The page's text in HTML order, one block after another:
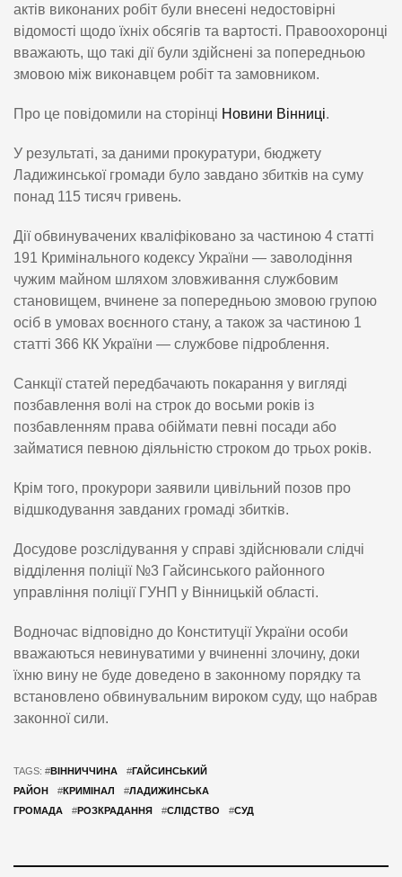
актів виконаних робіт були внесені недостовірні
відомості щодо їхніх обсягів та вартості. Правоохоронці
вважають, що такі дії були здійснені за попередньою
змовою між виконавцем робіт та замовником.
Про це повідомили на сторінці Новини Вінниці.
У результаті, за даними прокуратури, бюджету
Ладижинської громади було завдано збитків на суму
понад 115 тисяч гривень.
Дії обвинувачених кваліфіковано за частиною 4 статті
191 Кримінального кодексу України — заволодіння
чужим майном шляхом зловживання службовим
становищем, вчинене за попередньою змовою групою
осіб в умовах воєнного стану, а також за частиною 1
статті 366 КК України — службове підроблення.
Санкції статей передбачають покарання у вигляді
позбавлення волі на строк до восьми років із
позбавленням права обіймати певні посади або
займатися певною діяльністю строком до трьох років.
Крім того, прокурори заявили цивільний позов про
відшкодування завданих громаді збитків.
Досудове розслідування у справі здійснювали слідчі
відділення поліції №3 Гайсинського районного
управління поліції ГУНП у Вінницькій області.
Водночас відповідно до Конституції України особи
вважаються невинуватими у вчиненні злочину, доки
їхню вину не буде доведено в законному порядку та
встановлено обвинувальним вироком суду, що набрав
законної сили.
TAGS: #ВІННИЧЧИНА #ГАЙСИНСЬКИЙ
РАЙОН
#КРИМІНАЛ #ЛАДИЖИНСЬКА
ГРОМАДА
#РОЗКРАДАННЯ #СЛІДСТВО #СУД